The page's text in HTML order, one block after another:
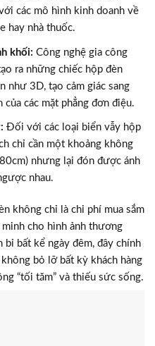
các mô hình kinh doanh về
hay nhà thuốc.
khối: Công nghệ gia công
ra những chiếc hộp đèn
như 3D, tạo cảm giác sang
các mặt phẳng đơn điệu.
Đối với các loại biển vẫy hộp
chỉ cần một khoảng không
nhưng lại đón được ánh
nhau.
không chỉ là chi phí mua sắm
cho hình ảnh thương
bỉ bất kể ngày đêm, đây chính
bỏ lỡ bất kỳ khách hàng
“tối tăm” và thiếu sức sống.